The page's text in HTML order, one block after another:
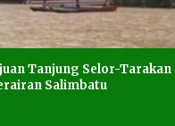
Tanjung Selor-Tarakan
Salimbatu